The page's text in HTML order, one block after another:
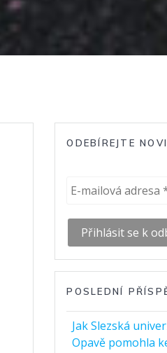
ODEBÍREJTE
POSLEDNÍ
Jak Slezská
Opavě pomohla